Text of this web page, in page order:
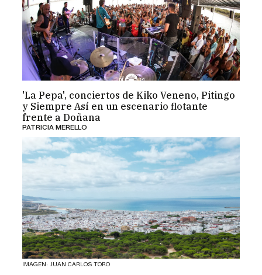
'La Pepa', conciertos de Kiko Veneno, Pitingo
y Siempre Así en un escenario flotante
frente a Doñana
PATRICIA MERELLO
IMAGEN: JUAN CARLOS TORO